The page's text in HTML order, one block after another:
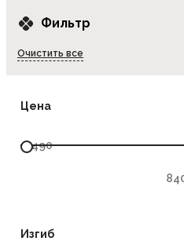
Фильтр
Очистить все
Цена
Изгиб